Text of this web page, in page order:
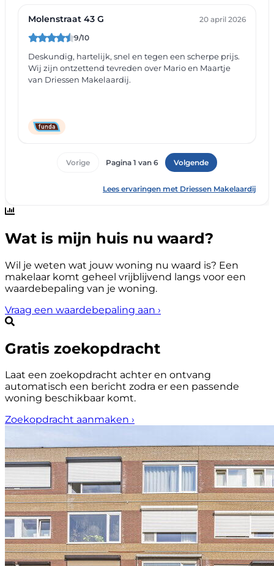
Wat is mijn huis nu waard?
Wil je weten wat jouw woning nu waard is? Een
makelaar komt geheel vrijblijvend langs voor een
waardebepaling van je woning.
Vraag een waardebepaling aan ›
Gratis zoekopdracht
Laat een zoekopdracht achter en ontvang
automatisch een bericht zodra er een passende
woning beschikbaar komt.
Zoekopdracht aanmaken ›